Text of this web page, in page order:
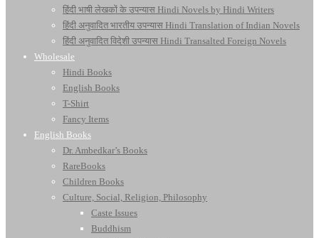
हिंदी भाषी लेखकों के उपन्यास Hindi Novels by Hindi Writers
हिंदी अनुवादित भारतीय उपन्यास Hindi Translation of Indian Novels
हिंदी अनुवादित विदेशी उपन्यास Hindi Transalted Foreign Novels
Wholesale
Hindi Books
English Books
T-Shirt
Fancy Items
English Books
Dr. Ambedkar’s Books
RareBooks
Children Books
Culture, Social, Religion, Philosophy
Caste Issues
Buddhism